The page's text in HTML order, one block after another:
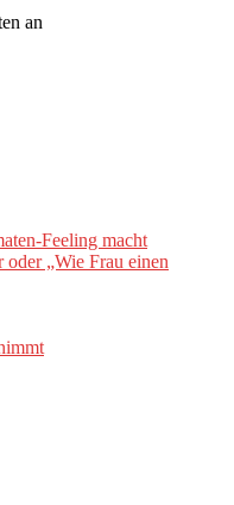
an
Feeling macht
„Wie Frau einen